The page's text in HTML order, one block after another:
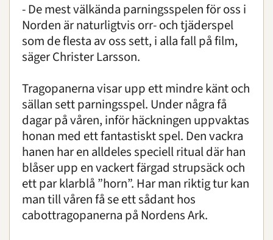
- De mest välkända parningsspelen för oss i
Norden är naturligtvis orr- och tjäderspel
som de flesta av oss sett, i alla fall på film,
säger Christer Larsson.
Tragopanerna visar upp ett mindre känt och
sällan sett parningsspel. Under några få
dagar på våren, inför häckningen uppvaktas
honan med ett fantastiskt spel. Den vackra
hanen har en alldeles speciell ritual där han
blåser upp en vackert färgad strupsäck och
ett par klarblå ”horn”. Har man riktig tur kan
man till våren få se ett sådant hos
cabottragopanerna på Nordens Ark.